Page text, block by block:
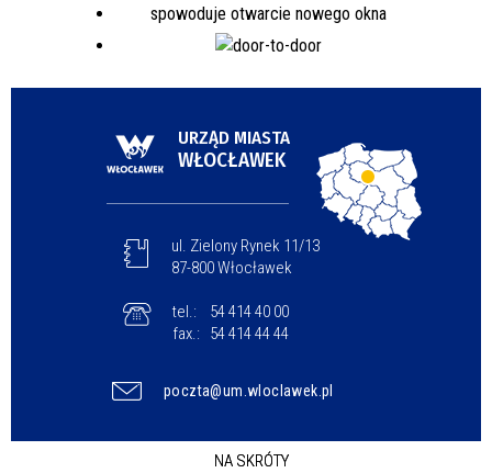
URZĄD MIASTA
WŁOCŁAWEK
ul. Zielony Rynek 11/13
87-800 Włocławek
tel.:
54 414 40 00
fax.:
54 414 44 44
poczta@um.wloclawek.pl
NA SKRÓTY